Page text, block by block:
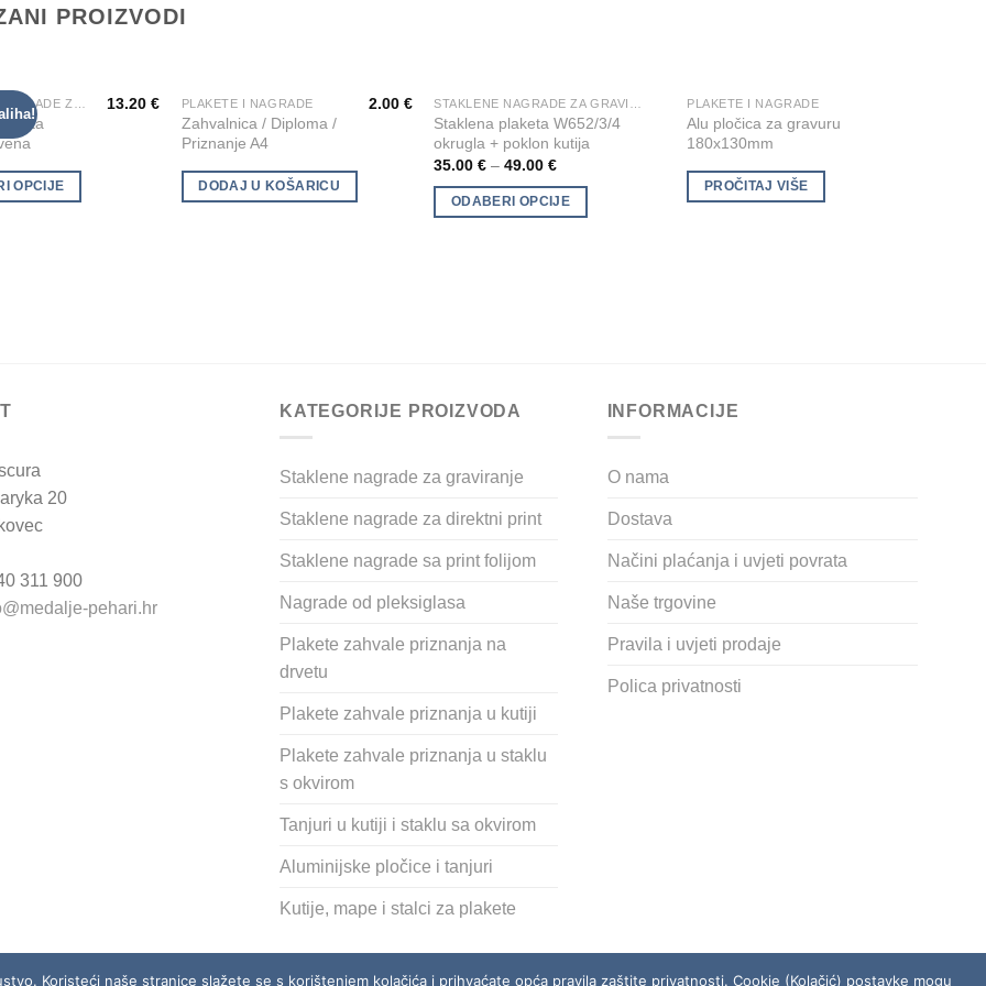
PROIZVODI
13.20 €
OPCIJE
PLAKETE I NAGRADE
Zahvalnica / Diploma /
Priznanje A4
2.00 €
DODAJ U KOŠARICU
Add to
Staklena plaketa W652/3/4
okrugla + poklon kutija
35.00€ –49.00€
ODABERI OPCIJE
This
product
has
multiple
variants.
product
PLAKETE I NAGRADE
Alu pločica za gravuru
180x130mm
PROČITAJ VIŠE
20
311 900
pehari.hr
KATEGORIJE PROIZVODA
Staklene nagrade za graviranje
Staklene nagrade za direktni print
Staklene nagrade sa print folijom
Nagrade od pleksiglasa
Plakete zahvale priznanja na
drvetu
Plakete zahvale priznanja u kutiji
Plakete zahvale priznanja u staklu
s okvirom
Tanjuri u kutiji i staklu sa okvirom
Aluminijske pločice i tanjuri
Kutije, mape i stalci za plakete
INFORMACIJE
O nama
Dostava
Načini plaćanja i uvjeti povrata
Naše trgovine
Pravila i uvjeti prodaje
Polica privatnosti
Koristeći naše stranice slažete se s korištenjem kolačića i prihvaćate opća pravila zaštite privatnosti. Cookie (Kolačić) postavke mogu